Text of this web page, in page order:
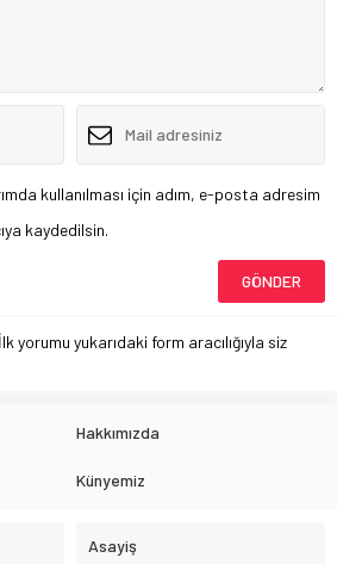
kullanılması için adım, e-posta adresim
kaydedilsin.
yorumu yukarıdaki form aracılığıyla siz
Hakkımızda
Künyemiz
Asayiş